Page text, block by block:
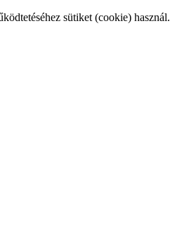
sütiket (cookie) használ.